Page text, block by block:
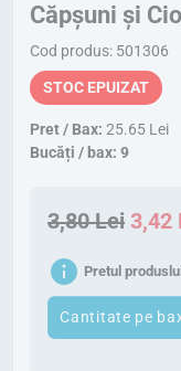
Căpșuni și
Cod produs: 501306
STOC EPUIZAT
Pret / Bax: 25.65 Lei
Bucăți / bax: 9
3,80Lei P
ț
3,42
Pretul
Cantitate pe